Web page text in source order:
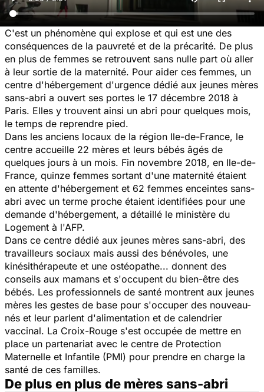
C'est un phénomène qui explose et qui est une des
conséquences de la pauvreté et de la précarité. De plus
en plus de femmes se retrouvent sans nulle part où aller
à leur sortie de la maternité. Pour aider ces femmes, un
centre d'hébergement d'urgence dédié aux jeunes mères
sans-abri a ouvert ses portes le 17 décembre 2018 à
Paris. Elles y trouvent ainsi un abri pour quelques mois,
le temps de reprendre pied.
Dans les anciens locaux de la région Ile-de-France, le
centre accueille 22 mères et leurs bébés âgés de
quelques jours à un mois. Fin novembre 2018, en Ile-de-
France, quinze femmes sortant d'une maternité étaient
en attente d'hébergement et 62 femmes enceintes sans-
abri avec un terme proche étaient identifiées pour une
demande d'hébergement, a détaillé le ministère du
Logement à l'AFP.
Dans ce centre dédié aux jeunes mères sans-abri, des
travailleurs sociaux mais aussi des bénévoles, une
kinésithérapeute et une ostéopathe... donnent des
conseils aux mamans et s'occupent du bien-être des
bébés. Les professionnels de santé montrent aux jeunes
mères les gestes de base pour s'occuper des nouveau-
nés et leur parlent d'alimentation et de calendrier
vaccinal. La Croix-Rouge s'est occupée de mettre en
place un partenariat avec le centre de Protection
Maternelle et Infantile (PMI) pour prendre en charge la
santé de ces familles.
De plus en plus de mères sans-abri